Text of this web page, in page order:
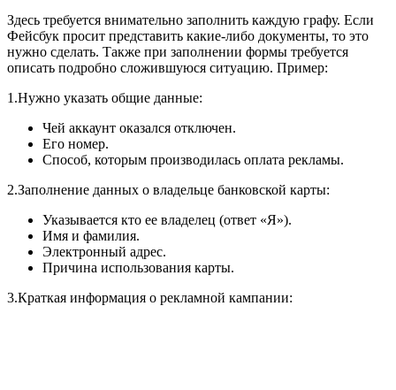
Здесь требуется внимательно заполнить каждую графу. Если
Фейсбук просит представить какие-либо документы, то это
нужно сделать. Также при заполнении формы требуется
описать подробно сложившуюся ситуацию. Пример:
1.Нужно указать общие данные:
Чей аккаунт оказался отключен.
Его номер.
Способ, которым производилась оплата рекламы.
2.Заполнение данных о владельце банковской карты:
Указывается кто ее владелец (ответ «Я»).
Имя и фамилия.
Электронный адрес.
Причина использования карты.
3.Краткая информация о рекламной кампании: